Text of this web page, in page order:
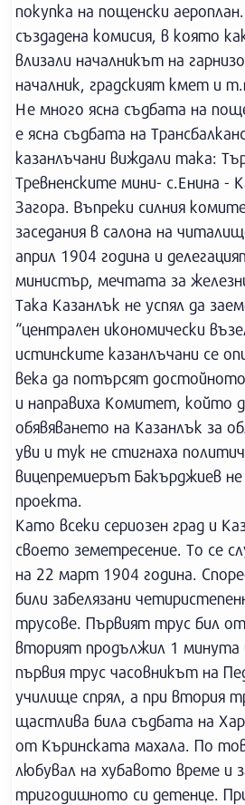
покупка на пощенски
създадена комисия, в която
влизали началникът на
началник, градският кмет и
Не много ясна съдбата на
е ясна съдбата на
казанлъчани виждали така:
Тревненските мини- с.Енина -
Загора. Въпреки силния
заседания в салона на
април 1904 година и
министър, мечтата за
Така Казанлък не успял да
“централен икономически
истинските казанлъчани се
века да потърсят
и направиха Комитет, който
обявяването на Казанлък за
уви и тук не стигнаха
вицепремиерът Бакърджиев
проекта.
Като всеки сериозен град и
своето земетресение. То се
на 22 март 1904 година.
били забелязани
трусове. Първият трус бил
вторият продължил 1 минута
първия трус часовникът на
училище спрял, а при втория
щастлива била съдбата на
от Къринската махала. По
любувал на хубавото време и
тригодишното си детенце.